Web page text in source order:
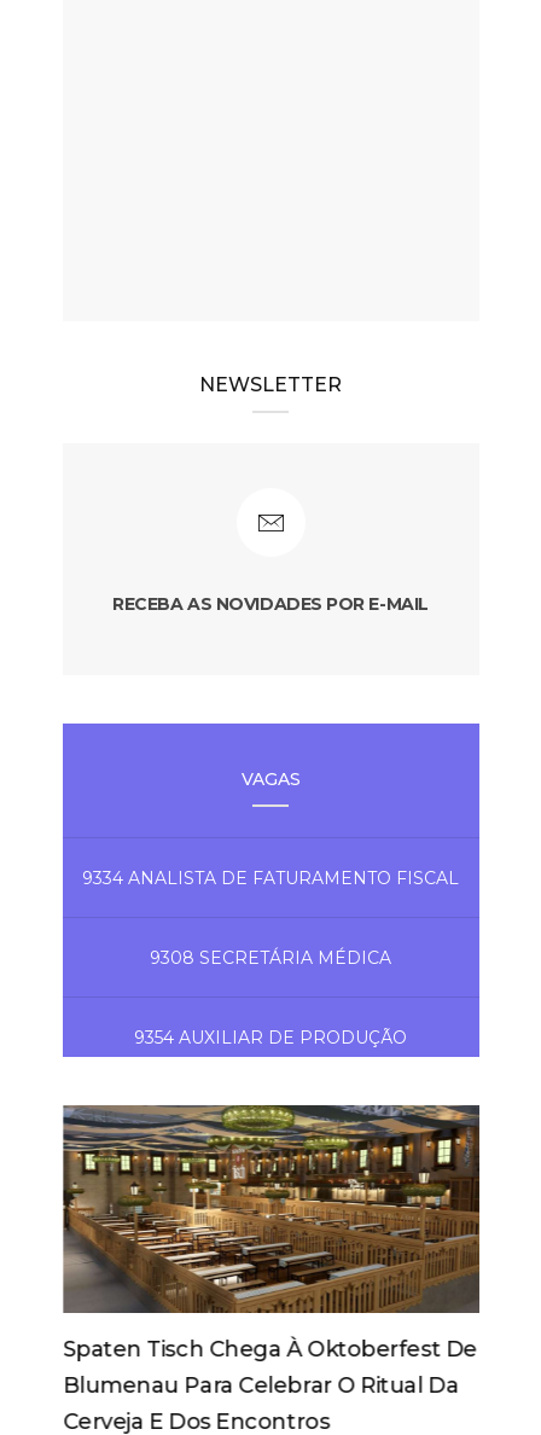
NEWSLETTER
RECEBA AS NOVIDADES POR E-MAIL
VAGAS
9334 ANALISTA DE FATURAMENTO FISCAL
9308 SECRETÁRIA MÉDICA
9354 AUXILIAR DE PRODUÇÃO
Spaten Tisch Chega À Oktoberfest De
Blumenau Para Celebrar O Ritual Da
Cerveja E Dos Encontros